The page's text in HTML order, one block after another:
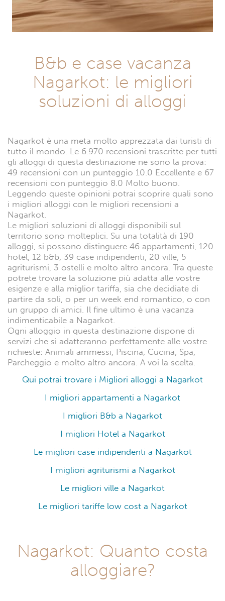
B&b e case vacanza
Nagarkot: le migliori
soluzioni di alloggi
Nagarkot è una meta molto apprezzata dai turisti di
tutto il mondo. Le 6.970 recensioni trascritte per tutti
gli alloggi di questa destinazione ne sono la prova:
49 recensioni con un punteggio 10.0 Eccellente e 67
recensioni con punteggio 8.0 Molto buono.
Leggendo queste opinioni potrai scoprire quali sono
i migliori alloggi con le migliori recensioni a
Nagarkot.
Le migliori soluzioni di alloggi disponibili sul
territorio sono molteplici. Su una totalità di 190
alloggi, si possono distinguere 46 appartamenti, 120
hotel, 12 b&b, 39 case indipendenti, 20 ville, 5
agriturismi, 3 ostelli e molto altro ancora. Tra queste
potrete trovare la soluzione più adatta alle vostre
esigenze e alla miglior tariffa, sia che decidiate di
partire da soli, o per un week end romantico, o con
un gruppo di amici. Il fine ultimo è una vacanza
indimenticabile a Nagarkot.
Ogni alloggio in questa destinazione dispone di
servizi che si adatteranno perfettamente alle vostre
richieste: Animali ammessi, Piscina, Cucina, Spa,
Parcheggio e molto altro ancora. A voi la scelta.
Qui potrai trovare i Migliori alloggi a Nagarkot
I migliori appartamenti a Nagarkot
I migliori B&b a Nagarkot
I migliori Hotel a Nagarkot
Le migliori case indipendenti a Nagarkot
I migliori agriturismi a Nagarkot
Le migliori ville a Nagarkot
Le migliori tariffe low cost a Nagarkot
Nagarkot: Quanto costa
alloggiare?